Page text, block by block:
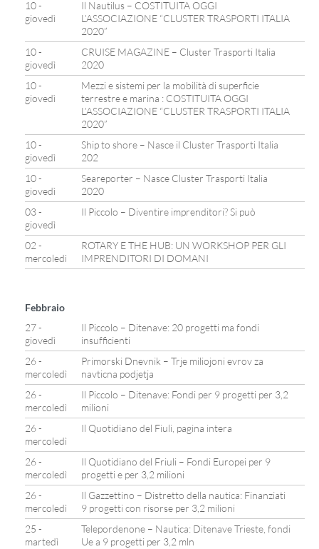
10 -
giovedì
Il Nautilus – COSTITUITA OGGI
L’ASSOCIAZIONE “CLUSTER TRASPORTI ITALIA
2020”
10 -
giovedì
CRUISE MAGAZINE – Cluster Trasporti Italia
2020
10 -
giovedì
Mezzi e sistemi per la mobilità di superficie
terrestre e marina : COSTITUITA OGGI
L’ASSOCIAZIONE “CLUSTER TRASPORTI ITALIA
2020”
10 -
giovedì
Ship to shore – Nasce il Cluster Trasporti Italia
202
10 -
giovedì
Seareporter – Nasce Cluster Trasporti Italia
2020
03 -
giovedì
Il Piccolo – Diventire imprenditori? Si può
02 -
mercoledì
ROTARY E THE HUB: UN WORKSHOP PER GLI
IMPRENDITORI DI DOMANI
Febbraio
27 -
giovedì
Il Piccolo – Ditenave: 20 progetti ma fondi
insufficienti
26 -
mercoledì
Primorski Dnevnik – Trje miliojoni evrov za
navticna podjetja
26 -
mercoledì
Il Piccolo – Ditenave: Fondi per 9 progetti per 3,2
milioni
26 -
mercoledì
Il Quotidiano del Fiuli, pagina intera
26 -
mercoledì
Il Quotidiano del Friuli – Fondi Europei per 9
progetti e per 3,2 milioni
26 -
mercoledì
Il Gazzettino – Distretto della nautica: Finanziati
9 progetti con risorse per 3,2 milioni
25 -
martedì
Telepordenone – Nautica: Ditenave Trieste, fondi
Ue a 9 progetti per 3,2 mln